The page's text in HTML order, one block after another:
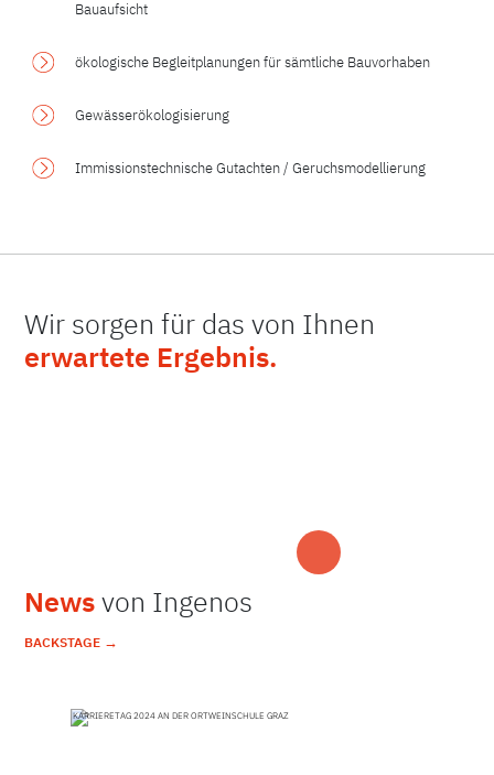
Bauaufsicht
ökologische Begleitplanungen für sämtliche Bauvorhaben
Gewässerökologisierung
Immissionstechnische Gutachten / Geruchsmodellierung
Wir sorgen für das von Ihnen
erwartete Ergebnis.
Newsvon Ingenos
BACKSTAGE →
KARRIERETAG 2024 AN DER ORTWEINSCHULE GRAZ